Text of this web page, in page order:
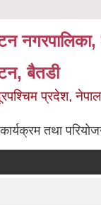
नगरपालिका,
बैतडी
प्रदेश, नेपाल
कार्यक्रम तथा